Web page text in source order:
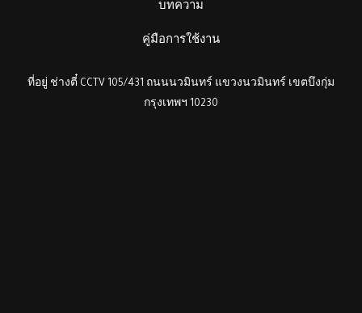
บทความ
คู่มือการใช้งาน
ที่อยู่ ช่างตี๋ CCTV 105/431 ถนนนวมินทร์ แขวงนวมินทร์ เขตบึงกุ่ม
กรุงเทพฯ 10230